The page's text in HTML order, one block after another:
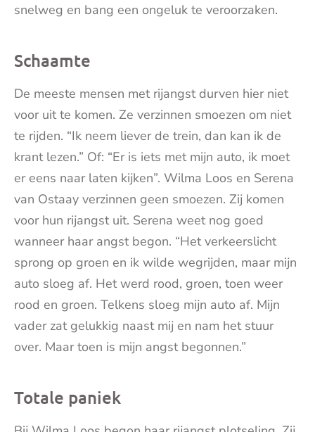
snelweg en bang een ongeluk te veroorzaken.
Schaamte
De meeste mensen met rijangst durven hier niet
voor uit te komen. Ze verzinnen smoezen om niet
te rijden. “Ik neem liever de trein, dan kan ik de
krant lezen.” Of: “Er is iets met mijn auto, ik moet
er eens naar laten kijken”. Wilma Loos en Serena
van Ostaay verzinnen geen smoezen. Zij komen
voor hun rijangst uit. Serena weet nog goed
wanneer haar angst begon. “Het verkeerslicht
sprong op groen en ik wilde wegrijden, maar mijn
auto sloeg af. Het werd rood, groen, toen weer
rood en groen. Telkens sloeg mijn auto af. Mijn
vader zat gelukkig naast mij en nam het stuur
over. Maar toen is mijn angst begonnen.”
Totale paniek